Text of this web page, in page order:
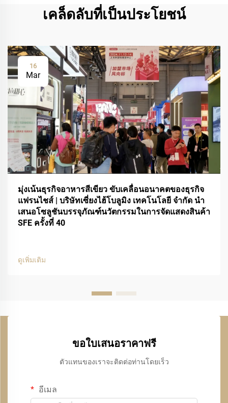
เคล็ดลับที่เป็นประโยชน์
16
Mar
มุ่งเน้นธุรกิจอาหารสีเขียว ขับเคลื่อนอนาคตของธุรกิจ
แฟรนไชส์ | บริษัทเซี่ยงไฮ้โบลูมิง เทคโนโลยี จำกัด นำ
เสนอโซลูชันบรรจุภัณฑ์นวัตกรรมในการจัดแสดงสินค้า
SFE ครั้งที่ 40
ดูเพิ่มเติม
ขอใบเสนอราคาฟรี
ตัวแทนของเราจะติดต่อท่านโดยเร็ว
อีเมล